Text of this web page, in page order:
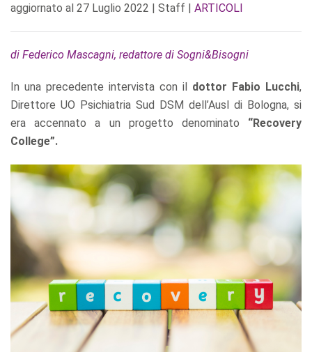
aggiornato al 27 Luglio 2022 | Staff | ARTICOLI
di Federico Mascagni, redattore di Sogni&Bisogni
In una precedente intervista con il dottor Fabio Lucchi,
Direttore UO Psichiatria Sud DSM dell’Ausl di Bologna, si
era accennato a un progetto denominato “Recovery
College”.